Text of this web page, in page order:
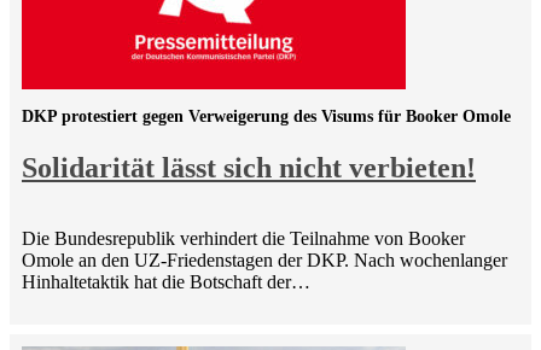
Solidarität lässt sich nicht verbieten!
DKP protestiert gegen Verweigerung des Visums für Booker Omole
Die Bundesrepublik verhindert die Teilnahme von Booker
Omole an den UZ-Friedenstagen der DKP. Nach wochenlanger
Hinhaltetaktik hat die Botschaft der…